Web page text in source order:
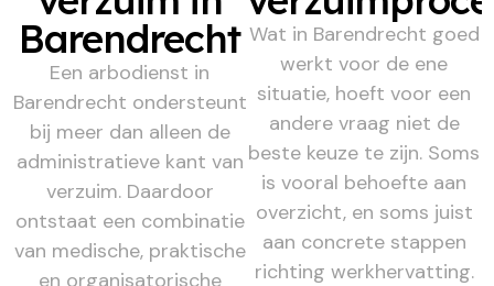
Barendrecht
Een arbodienst in
Barendrecht ondersteunt
bij meer dan alleen de
administratieve kant van
verzuim. Daardoor
ontstaat een combinatie
van medische, praktische
en organisatorische
Wat in Barendrecht goed
werkt voor de ene
situatie, hoeft voor een
andere vraag niet de
beste keuze te zijn. Soms
is vooral behoefte aan
overzicht, en soms juist
aan concrete stappen
richting werkhervatting.